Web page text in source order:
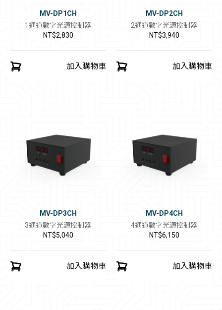
MV-DP1CH
1通道數字光源控制器
NT$2,830
加入購物車
MV-DP2CH
2通道數字光源控制器
NT$3,940
加入購物車
MV-DP3CH
3通道數字光源控制器
NT$5,040
加入購物車
MV-DP4CH
4通道數字光源控制器
NT$6,150
加入購物車